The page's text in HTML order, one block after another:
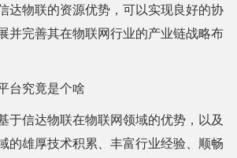
达物联的资源优势，可以实现良好的协
并完善其在物联网行业的产业链战略布
台究竟是个啥
于信达物联在物联网领域的优势，以及
的雄厚技术积累、丰富行业经验、顺畅